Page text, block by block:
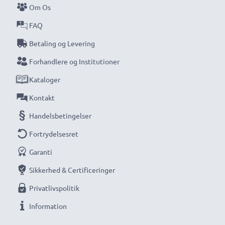
kompakte LCD-batterioplader fra CELLONIC.
Bestil nu med hurtig levering og 3 års garanti!
Om Os
FAQ
Betaling og Levering
Forhandlere og Institutioner
Kataloger
Kontakt
Handelsbetingelser
Fortrydelsesret
Garanti
Sikkerhed & Certificeringer
Privatlivspolitik
Information